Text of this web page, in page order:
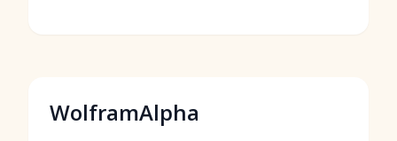
WolframAlpha